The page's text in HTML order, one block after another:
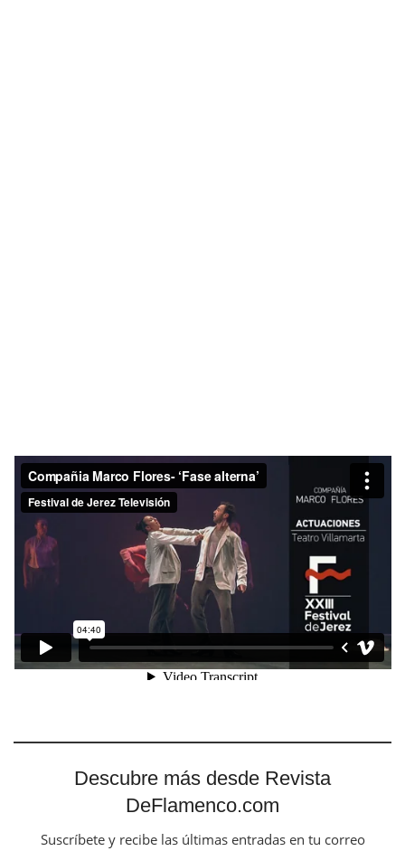
Descubre más desde Revista
DeFlamenco.com
Suscríbete y recibe las últimas entradas en tu correo